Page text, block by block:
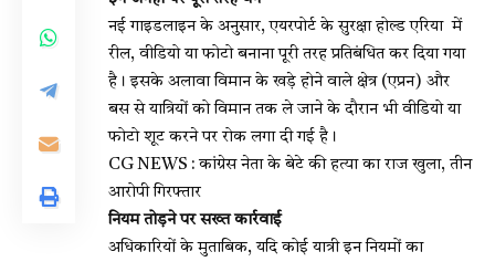
नई गाइडलाइन के अनुसार, एयरपोर्ट के सुरक्षा होल्ड एरिया में
रील, वीडियो या फोटो बनाना पूरी तरह प्रतिबंधित कर दिया गया
है। इसके अलावा विमान के खड़े होने वाले क्षेत्र (एप्रन) और
बस से यात्रियों को विमान तक ले जाने के दौरान भी वीडियो या
फोटो शूट करने पर रोक लगा दी गई है।
CG NEWS : कांग्रेस नेता के बेटे की हत्या का राज खुला, तीन
आरोपी गिरफ्तार
नियम तोड़ने पर सख्त कार्रवाई
अधिकारियों के मुताबिक, यदि कोई यात्री इन नियमों का